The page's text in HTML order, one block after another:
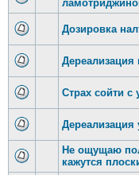
Дозировка
Дереализация
Страх сойти с
Дереализация
Не ощущаю
кажутся